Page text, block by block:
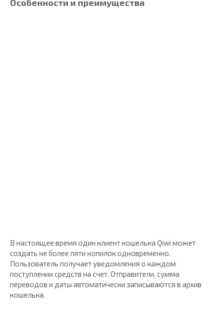
Особенности и преимущества
В настоящее время один клиент кошелька Qiwi может
создать не более пяти копилок одновременно.
Пользователь получает уведомления о каждом
поступлении средств на счет. Отправители, сумма
переводов и даты автоматически записываются в архив
кошелька.